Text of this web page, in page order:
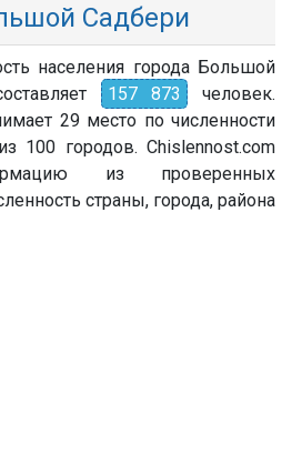
Садбери
населения города Большой
157 873
человек.
29 место по численности
100 городов. Chislennost.com
из проверенных
страны, города, района